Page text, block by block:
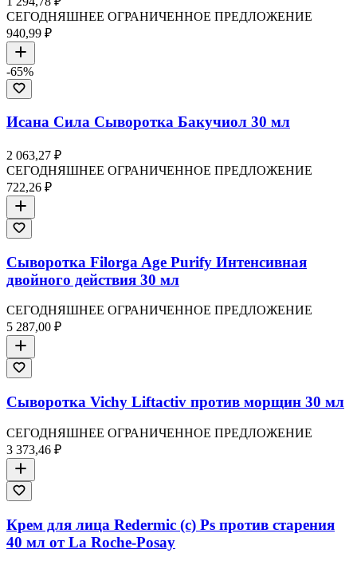
СЕГОДНЯШНЕЕ ОГРАНИЧЕННОЕ ПРЕДЛОЖЕНИЕ
940,99 ₽
-65%
Исана Сила Сыворотка Бакучиол 30 мл
2 063,27 ₽
СЕГОДНЯШНЕЕ ОГРАНИЧЕННОЕ ПРЕДЛОЖЕНИЕ
722,26 ₽
Сыворотка Filorga Age Purify Интенсивная
двойного действия 30 мл
СЕГОДНЯШНЕЕ ОГРАНИЧЕННОЕ ПРЕДЛОЖЕНИЕ
5 287,00 ₽
Сыворотка Vichy Liftactiv против морщин 30 мл
СЕГОДНЯШНЕЕ ОГРАНИЧЕННОЕ ПРЕДЛОЖЕНИЕ
3 373,46 ₽
Крем для лица Redermic (c) Ps против старения
40 мл от La Roche-Posay